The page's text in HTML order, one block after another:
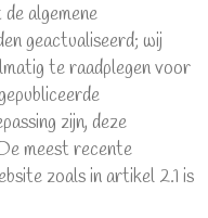
algemene
geactualiseerd; wij
te raadplegen voor
zijn, deze
meest recente
zoals in artikel 2.1 is